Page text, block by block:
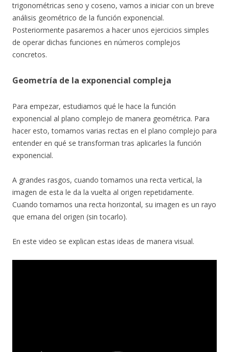
trigonométricas seno y coseno, vamos a iniciar con un breve
análisis geométrico de la función exponencial.
Posteriormente pasaremos a hacer unos ejercicios simples
de operar dichas funciones en números complejos
concretos.
Geometría de la exponencial compleja
Para empezar, estudiamos qué le hace la función
exponencial al plano complejo de manera geométrica. Para
hacer esto, tomamos varias rectas en el plano complejo para
entender en qué se transforman tras aplicarles la función
exponencial.
A grandes rasgos, cuando tomamos una recta vertical, la
imagen de esta le da la vuelta al origen repetidamente.
Cuando tomamos una recta horizontal, su imagen es un rayo
que emana del origen (sin tocarlo).
En este video se explican estas ideas de manera visual.